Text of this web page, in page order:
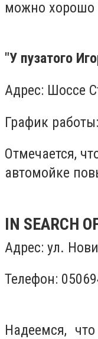
можно хорошо
"У пузатого
Адрес: Шоссе
График
Отмечается,
автомойке
IN SEARCH
Адрес: ул.
Телефон:
Надеемся,